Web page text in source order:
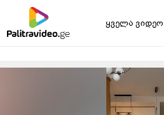
ყველა ვიდეო